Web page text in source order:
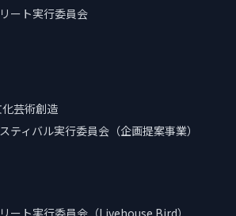
ート実行委員会
芸術創造
ティバル実行委員会（企画提案事業）